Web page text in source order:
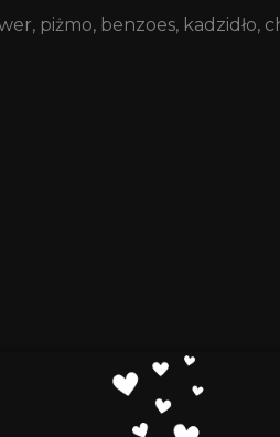
piżmo, benzoes, kadzidło,